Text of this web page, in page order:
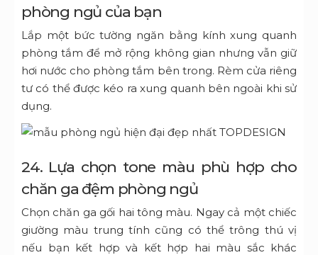
phòng ngủ của bạn
Lắp một bức tường ngăn bằng kính xung quanh
phòng tắm để mở rộng không gian nhưng vẫn giữ
hơi nước cho phòng tắm bên trong. Rèm cửa riêng
tư có thể được kéo ra xung quanh bên ngoài khi sử
dụng.
24. Lựa chọn tone màu phù hợp cho
chăn ga đệm phòng ngủ
Chọn chăn ga gối hai tông màu. Ngay cả một chiếc
giường màu trung tính cũng có thể trông thú vị
nếu bạn kết hợp và kết hợp hai màu sắc khác